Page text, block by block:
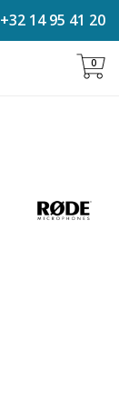
+32 14 95 41 20
0